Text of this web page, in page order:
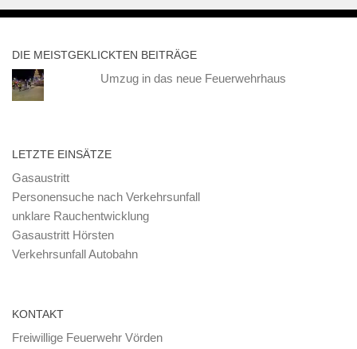
DIE MEISTGEKLICKTEN BEITRÄGE
Umzug in das neue Feuerwehrhaus
LETZTE EINSÄTZE
Gasaustritt
Personensuche nach Verkehrsunfall
unklare Rauchentwicklung
Gasaustritt Hörsten
Verkehrsunfall Autobahn
KONTAKT
Freiwillige Feuerwehr Vörden